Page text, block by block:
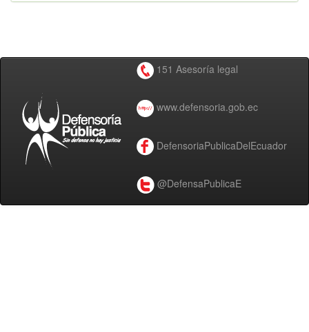
151 Asesoría legal
www.defensoria.gob.ec
DefensoriaPublicaDelEcuador
@DefensaPublicaE